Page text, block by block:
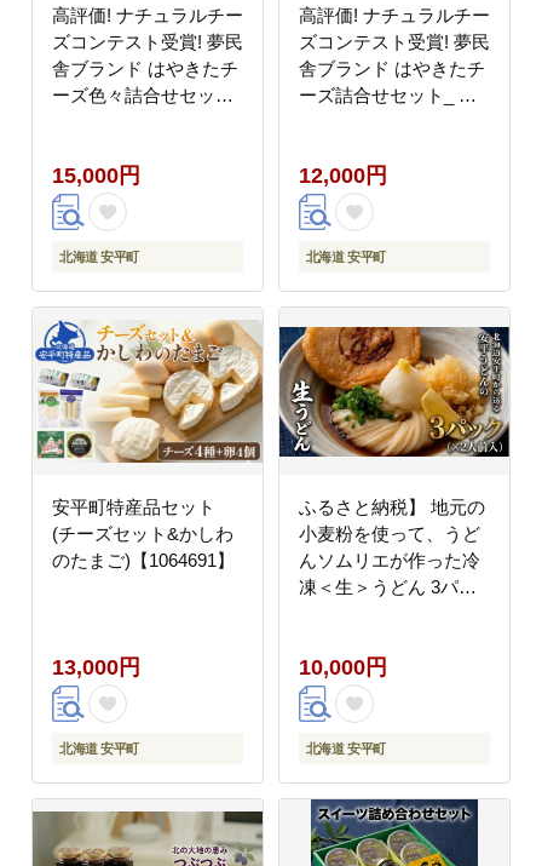
高評価! ナチュラルチー
ズコンテスト受賞! 夢民
舎ブランド はやきたチ
ーズ色々詰合せセット_
レラチーズ カチョカバ
ロ さけるチーズ 人気
北海道 おつまみ
【1001151】
15,000円
北海道 安平町
高評価! ナチュラルチー
ズコンテスト受賞! 夢民
舎ブランド はやきたチ
ーズ詰合せセット_ カ
ズ 人気 北海道 おつま
み【1000073】
12,000円
北海道 安平町
安平町特産品セット
(チーズセット&かしわ
のたまご)【1064691】
13,000円
北海道 安平町
ふるさと納税】 地元の
小麦粉を使って、うど
んソムリエが作った冷
凍＜生＞うどん 3パッ
10,000円
北海道 安平町